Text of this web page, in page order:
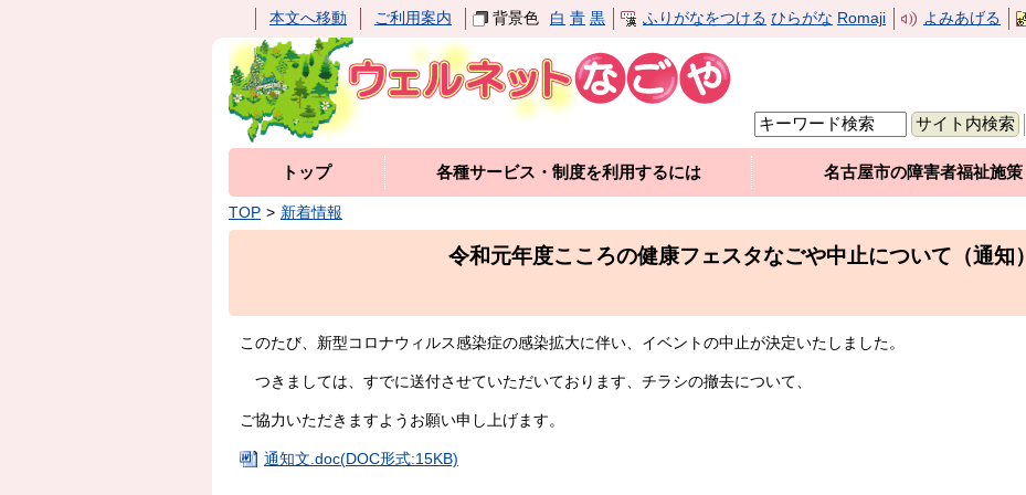
本文へ移動 ご利用案内 背景色 白 青 黒 ふりがなをつける ひらがな Romaji よみあげる
トップ 各種サービス・制度を利用するには 名古屋市の障害者福祉施策
TOP 新着情報
令和元年度こころの健康フェスタなごや中止について（通知）
このたび、新型コロナウィルス感染症の感染拡大に伴い、イベントの中止が決定いたしました。
つきましては、すでに送付させていただいております、チラシの撤去について、
ご協力いただきますようお願い申し上げます。
通知文.doc(DOC形式:15KB)